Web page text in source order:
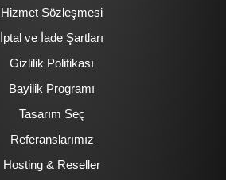
Hizmet Sözleşmesi
İptal ve İade Şartları
Gizlilik Politikası
Bayilik Programı
Tasarım Seç
Referanslarımız
Hosting & Reseller